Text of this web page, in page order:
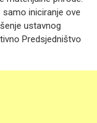
iniciranje ove
ustavnog
Predsjedništvo